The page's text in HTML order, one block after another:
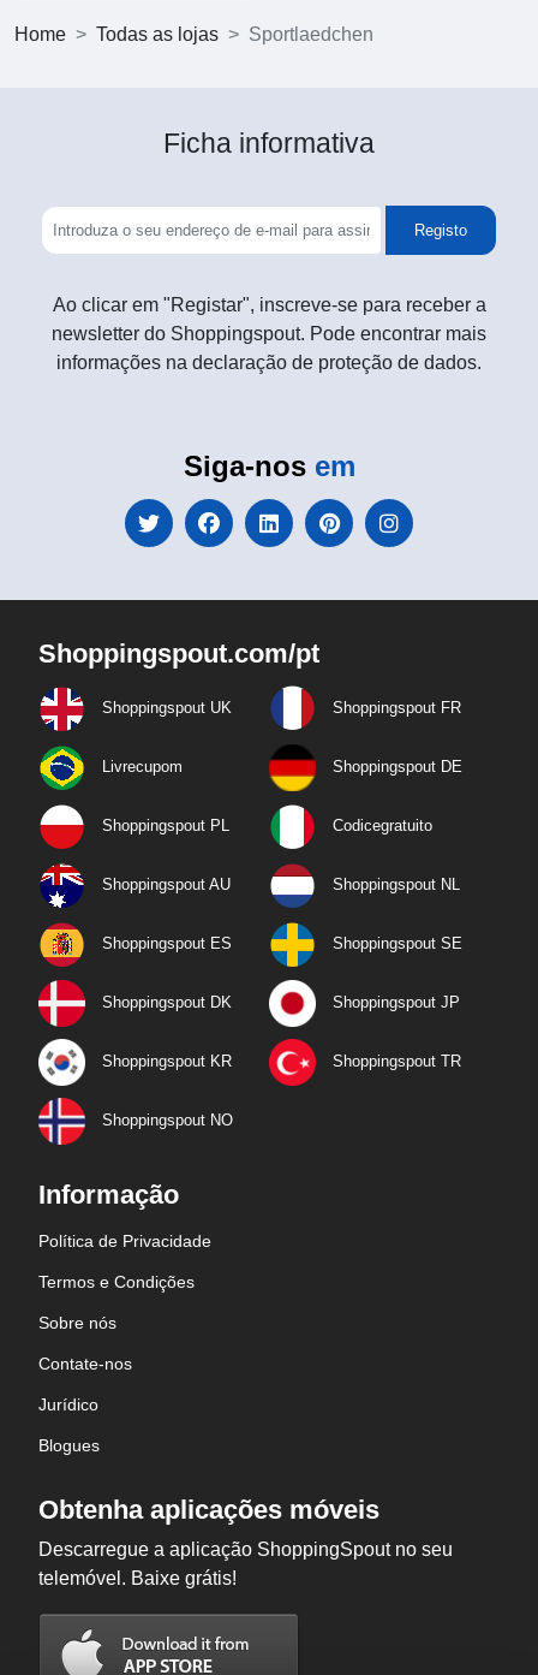
Home Todas as lojas Sportlaedchen
Ficha informativa
Registo
Ao clicar em "Registar", inscreve-se para receber a
newsletter do Shoppingspout. Pode encontrar mais
informações na declaração de proteção de dados.
Siga-nos em
Shoppingspout.com/pt
Shoppingspout UK Shoppingspout FR
Livrecupom Shoppingspout DE
Shoppingspout PL Codicegratuito
Shoppingspout AU Shoppingspout NL
Shoppingspout ES Shoppingspout SE
Shoppingspout DK Shoppingspout JP
Shoppingspout KR Shoppingspout TR
Shoppingspout NO
Informação
Política de Privacidade
Termos e Condições
Sobre nós
Contate-nos
Jurídico
Blogues
Obtenha aplicações móveis
Descarregue a aplicação ShoppingSpout no seu
telemóvel. Baixe grátis!